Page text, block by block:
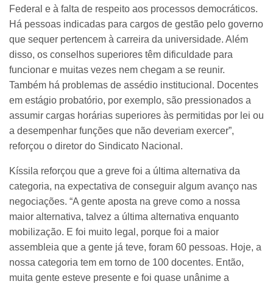
Federal e à falta de respeito aos processos democráticos.
Há pessoas indicadas para cargos de gestão pelo governo
que sequer pertencem à carreira da universidade. Além
disso, os conselhos superiores têm dificuldade para
funcionar e muitas vezes nem chegam a se reunir.
Também há problemas de assédio institucional. Docentes
em estágio probatório, por exemplo, são pressionados a
assumir cargas horárias superiores às permitidas por lei ou
a desempenhar funções que não deveriam exercer”,
reforçou o diretor do Sindicato Nacional.
Kíssila reforçou que a greve foi a última alternativa da
categoria, na expectativa de conseguir algum avanço nas
negociações. “A gente aposta na greve como a nossa
maior alternativa, talvez a última alternativa enquanto
mobilização. E foi muito legal, porque foi a maior
assembleia que a gente já teve, foram 60 pessoas. Hoje, a
nossa categoria tem em torno de 100 docentes. Então,
muita gente esteve presente e foi quase unânime a